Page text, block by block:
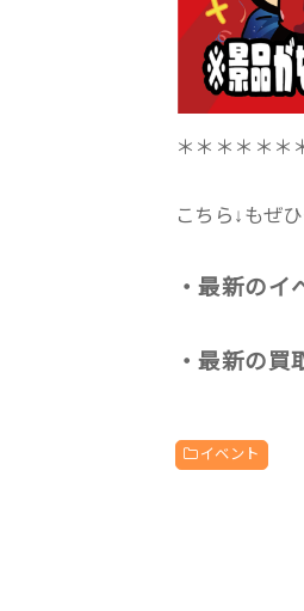
＊＊＊＊＊＊
こちら↓もぜ
・最新のイ
・最新の買
イベント